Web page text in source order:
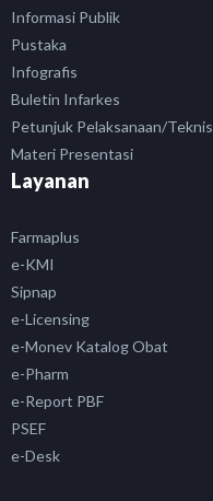
Informasi Publik
Pustaka
Infografis
Buletin Infarkes
Petunjuk Pelaksanaan/Teknis
Materi Presentasi
Layanan
Farmaplus
e-KMI
Sipnap
e-Licensing
e-Monev Katalog Obat
e-Pharm
e-Report PBF
PSEF
e-Desk